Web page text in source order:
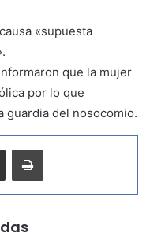
«supuesta
que la mujer
por lo que
guardia del nosocomio.